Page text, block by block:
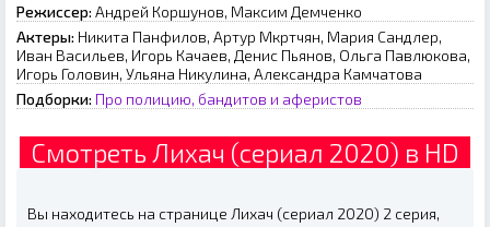
Режиссер: Андрей Коршунов, Максим Демченко
Актеры: Никита Панфилов, Артур Мкртчян, Мария Сандлер,
Иван Васильев, Игорь Качаев, Денис Пьянов, Ольга Павлюкова,
Игорь Головин, Ульяна Никулина, Александра Камчатова
Подборки: Про полицию, бандитов и аферистов
Смотреть Лихач (сериал 2020) в HD
Вы находитесь на странице Лихач (сериал 2020) 2 серия,